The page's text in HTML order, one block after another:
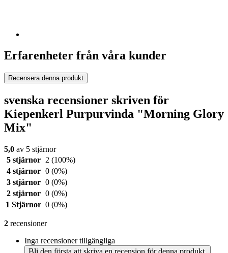
Erfarenheter från våra kunder
Recensera denna produkt
svenska recensioner skriven för
Kiepenkerl Purpurvinda "Morning Glory
Mix"
5,0 av 5 stjärnor
5 stjärnor
2 (100%)
4 stjärnor 0 (0%)
3 stjärnor 0 (0%)
2 stjärnor 0 (0%)
1 Stjärnor 0 (0%)
2 recensioner
Inga recensioner tillgängliga